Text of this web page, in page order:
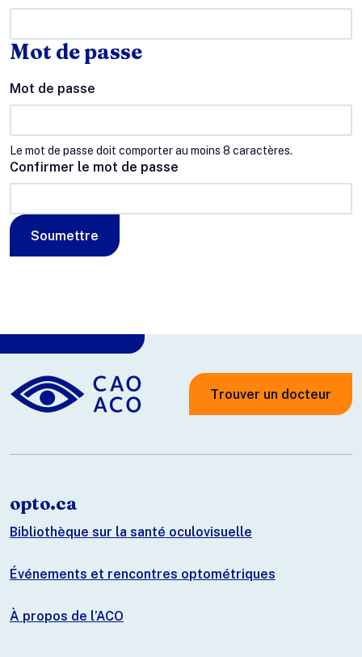
Mot de passe
Mot de passe
Le mot de passe doit comporter au moins 8 caractères.
Confirmer le mot de passe
Soumettre
Trouver un docteur
opto.ca
Bibliothèque sur la santé oculovisuelle
Événements et rencontres optométriques
À propos de l’ACO